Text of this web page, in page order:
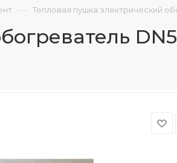
— Тепловая пушка электрический
DN5